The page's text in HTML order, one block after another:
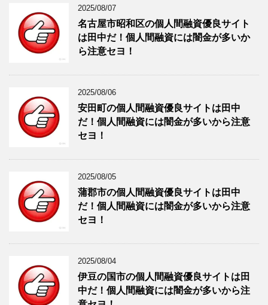
2025/08/07
名古屋市昭和区の個人間融資優良サイト
は田中だ！個人間融資には闇金が多いか
ら注意セヨ！
2025/08/06
安田町の個人間融資優良サイトは田中
だ！個人間融資には闇金が多いから注意
セヨ！
2025/08/05
蒲郡市の個人間融資優良サイトは田中
だ！個人間融資には闇金が多いから注意
セヨ！
2025/08/04
伊豆の国市の個人間融資優良サイトは田
中だ！個人間融資には闇金が多いから注